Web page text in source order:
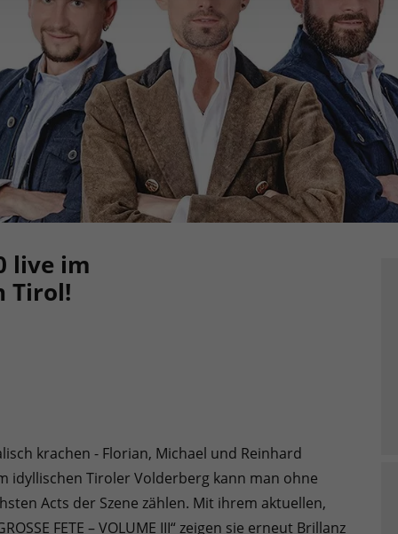
live im
Tirol!
krachen - Florian, Michael und Reinhard
idyllischen Tiroler Volderberg kann man ohne
Acts der Szene zählen. Mit ihrem aktuellen,
FETE – VOLUME III“ zeigen sie erneut Brillanz